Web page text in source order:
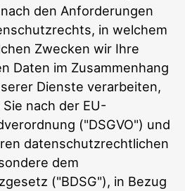
den Anforderungen
in welchem
Zwecken wir Ihre
Daten im Zusammenhang
Dienste verarbeiten,
nach der EU-
("DSGVO") und
datenschutzrechtlichen
dem
("BDSG"), in Bezug